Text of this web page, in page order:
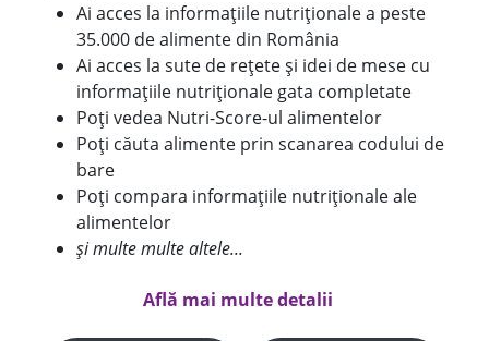
Ai acces la informațiile nutriționale a peste
35.000 de alimente din România
Ai acces la sute de rețete și idei de mese cu
informațiile nutriționale gata completate
Poți vedea Nutri-Score-ul alimentelor
Poți căuta alimente prin scanarea codului de
bare
Poți compara informațiile nutriționale ale
alimentelor
și multe multe altele...
Află mai multe detalii